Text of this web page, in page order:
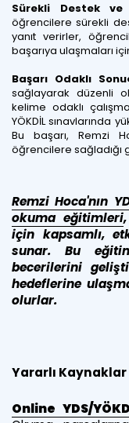
Sürekli Destek ve
öğrencilere sürekli
yanıt verirler,
başarıya ulaşmaları
Başarı Odaklı
sağlayarak düzenli
kelime odaklı
YÖKDİL sınavlarında
Bu başarı, Remzi
öğrencilere sağladığı
Remzi Hoca'nın
okuma eğitimleri
için kapsamlı,
sunar. Bu
becerilerini
hedeflerine
olurlar.
Yararlı Kaynaklar
Online YDS/